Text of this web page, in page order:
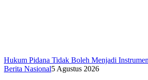
Hukum Pidana Tidak Boleh Menjadi
Berita Nasional5 Agustus 2026